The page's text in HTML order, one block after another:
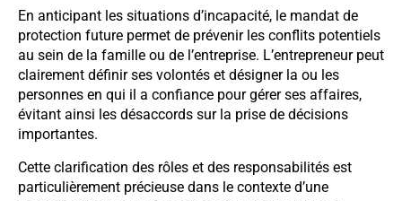
En anticipant les situations d’incapacité, le mandat de
protection future permet de prévenir les conflits potentiels
au sein de la famille ou de l’entreprise. L’entrepreneur peut
clairement définir ses volontés et désigner la ou les
personnes en qui il a confiance pour gérer ses affaires,
évitant ainsi les désaccords sur la prise de décisions
importantes.
Cette clarification des rôles et des responsabilités est
particulièrement précieuse dans le contexte d’une